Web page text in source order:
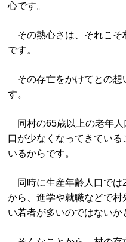
心です。
その熱心さは、それこそ
です。
その存亡をかけてとの想
す。
同村の65歳以上の老年人
口が少なくなってきてい
いるからです。
同時に生産年齢人口では
から、進学や就職などで
い若者が多いのではないか